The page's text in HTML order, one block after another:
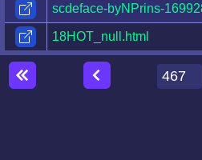
18HOT_null.html